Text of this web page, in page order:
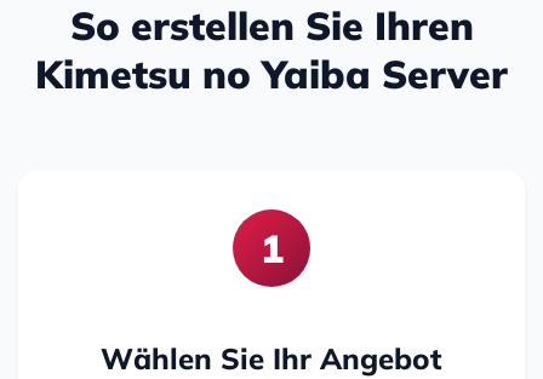
So erstellen Sie Ihren
Kimetsu no Yaiba Server
1
Wählen Sie Ihr Angebot